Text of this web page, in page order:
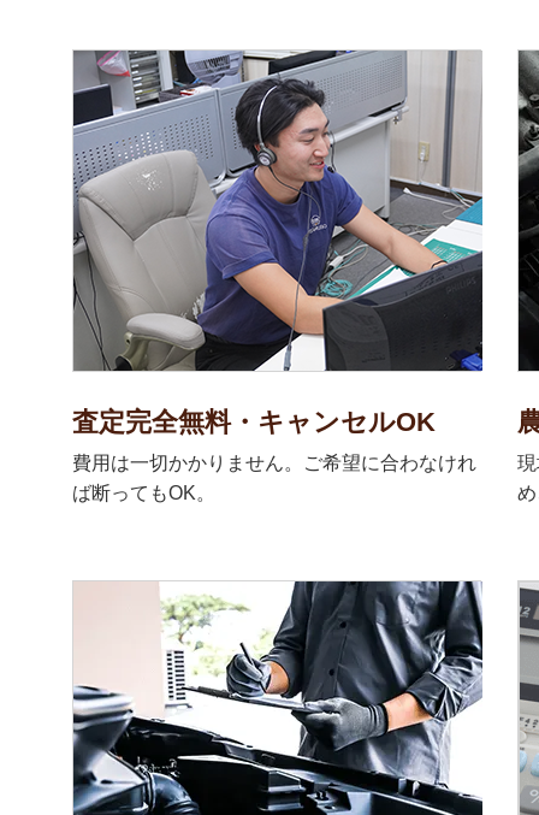
査定完全無料・キャンセルOK
費用は一切かかりません。ご希望に合わなけれ
ば断ってもOK。